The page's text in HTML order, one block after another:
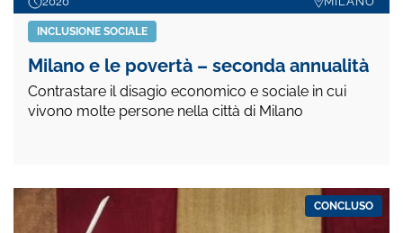
INCLUSIONE SOCIALE
Milano e le povertà – seconda annualità
Contrastare il disagio economico e sociale in cui
vivono molte persone nella città di Milano
CONCLUSO